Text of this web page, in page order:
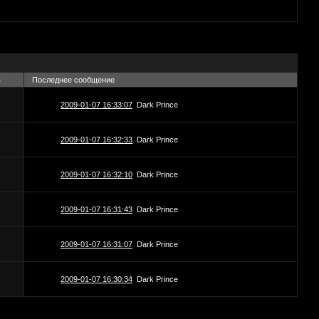
Последнее сообщение
2009-01-07 16:33:07 Dark Prince
2009-01-07 16:32:33 Dark Prince
2009-01-07 16:32:10 Dark Prince
2009-01-07 16:31:43 Dark Prince
2009-01-07 16:31:07 Dark Prince
2009-01-07 16:30:34 Dark Prince